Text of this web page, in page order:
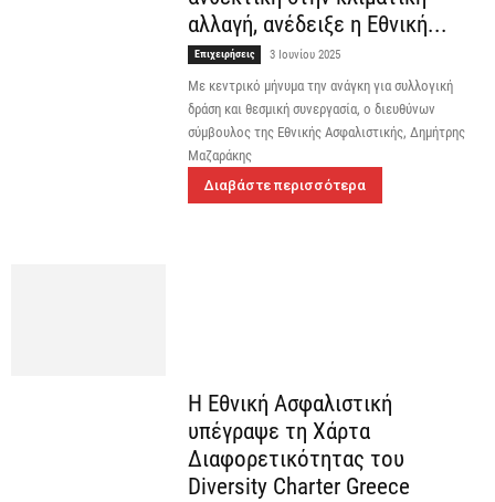
αλλαγή, ανέδειξε η Εθνική...
Επιχειρήσεις 3 Ιουνίου 2025
Με κεντρικό μήνυμα την ανάγκη για συλλογική
δράση και θεσμική συνεργασία, ο διευθύνων
σύμβουλος της Εθνικής Ασφαλιστικής, Δημήτρης
Μαζαράκης
Διαβάστε περισσότερα
Η Εθνική Ασφαλιστική
υπέγραψε τη Χάρτα
Διαφορετικότητας του
Diversity Charter Greece